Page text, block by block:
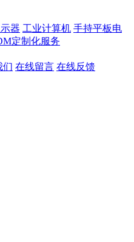
器 工业计算机 手持平板电
定制化服务
们 在线留言 在线反馈